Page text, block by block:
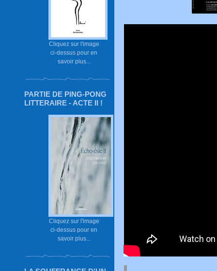
Cliquez sur l'image
ci-dessus pour en
savoir plus...
PARTIE DE PING-PONG
LITTERAIRE - ACTE II !
Cliquez sur l'image
ci-dessus pour en
savoir plus...